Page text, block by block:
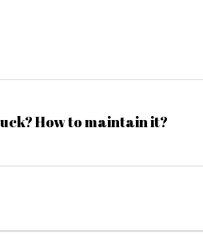
How to maintain it?